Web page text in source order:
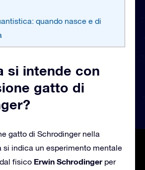
quando nasce e di
si intende con
gatto di
gatto di Schrodinger nella
si indica un esperimento mentale
fisico Erwin Schrodingerper